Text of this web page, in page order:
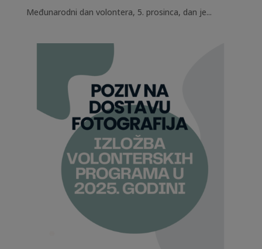
Međunarodni dan volontera, 5. prosinca, dan je...